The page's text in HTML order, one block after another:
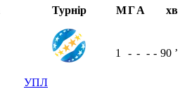
Турнір МГА хв
УПЛ
1 - - - - 90 ʼ